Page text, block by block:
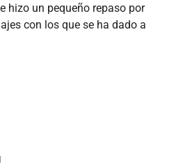
hizo un pequeño repaso por
con los que se ha dado a